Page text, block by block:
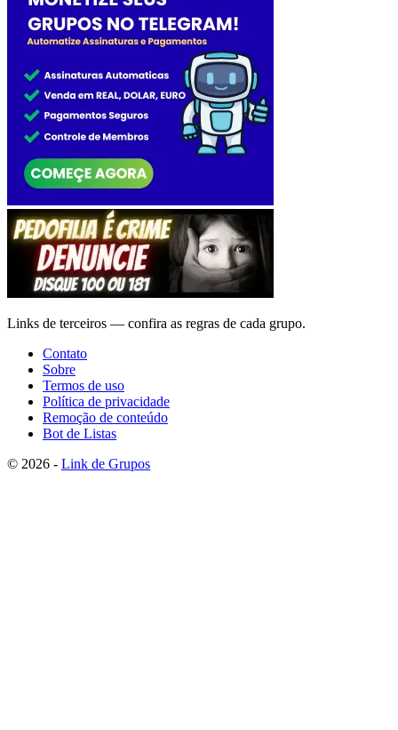
Links de terceiros — confira as regras de cada grupo.
Contato
Sobre
Termos de uso
Política de privacidade
Remoção de conteúdo
Bot de Listas
© 2026 - Link de Grupos